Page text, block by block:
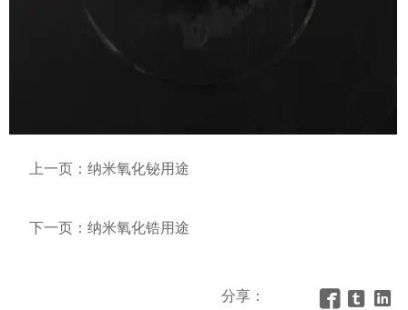
上一页：纳米氧化铋用途
下一页：纳米氧化锆用途
分享：   